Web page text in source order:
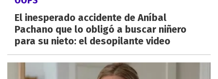
El inesperado accidente de Aníbal
Pachano que lo obligó a buscar niñero
para su nieto: el desopilante video